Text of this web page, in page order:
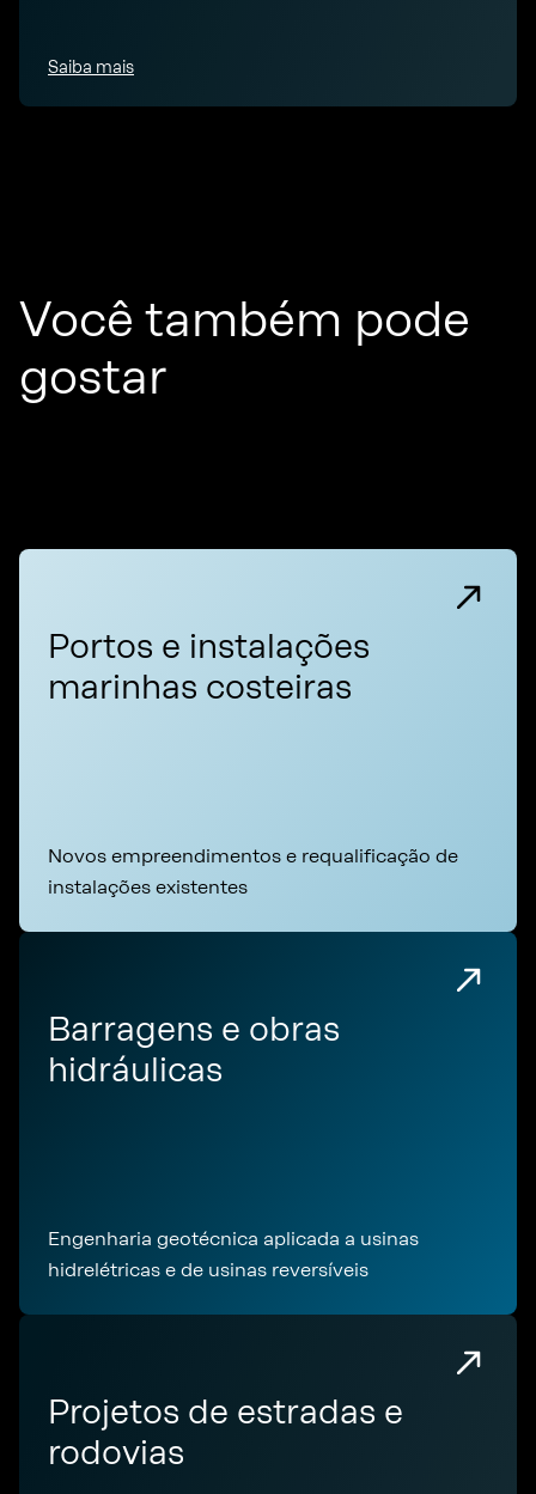
Saiba mais
Você também pode
gostar
Portos e instalações
marinhas costeiras
Novos empreendimentos e requalificação de
instalações existentes
Barragens e obras
hidráulicas
Engenharia geotécnica aplicada a usinas
hidrelétricas e de usinas reversíveis
Projetos de estradas e
rodovias